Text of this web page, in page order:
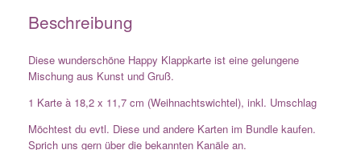
Beschreibung
Diese wunderschöne Happy Klappkarte ist eine gelungene
Mischung aus Kunst und Gruß.
1 Karte à 18,2 x 11,7 cm (Weihnachtswichtel), inkl. Umschlag
Möchtest du evtl. Diese und andere Karten im Bundle kaufen.
Sprich uns gern über die bekannten Kanäle an.